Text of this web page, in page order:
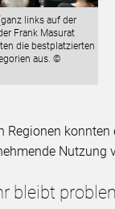
links auf der
Frank Masurat
die bestplatzierten
aus. ©
Regionen
bleibt